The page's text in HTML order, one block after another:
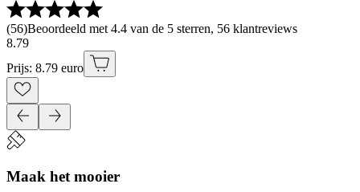
(56)Beoordeeld met 4.4 van de 5 sterren, 56 klantreviews
8.79
Prijs: 8.79 euro
Maak het mooier